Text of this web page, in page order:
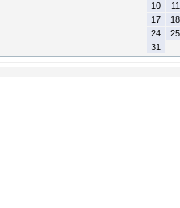
10
11
17
18
24
25
31